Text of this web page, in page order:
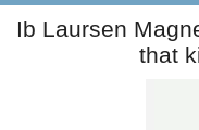
Ib Laursen
that